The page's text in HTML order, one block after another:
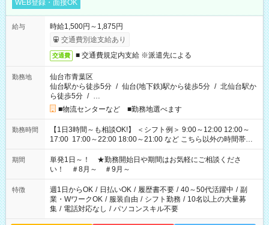
WEB登録・面接OK
給与
時給1,500円～1,875円
交通費別途支給あり
交通費 ■ 交通費規定内支給 ※派遣先による
勤務地
仙台市青葉区
仙台駅から徒歩5分 / 仙台(地下鉄)駅から徒歩5分 / 北仙台駅か
ら徒歩5分 / …
■物流センターなど ■勤務地選べます
勤務時間
【1日3時間～も相談OK!】 ＜シフト例＞ 9:00～12:00 12:00～
17:00 17:00～22:00 18:00～21:00 など こちら以外の時間帯も
お気軽にご相談ください！
期間
単発1日～！ ★勤務開始日や期間はお気軽にご相談くださ
い！ ＃8月～ ＃9月～
特徴 週1日からOK / 日払いOK / 履歴書不要 / 40～50代活躍中 / 副
業・WワークOK / 服装自由 / シフト勤務 / 10名以上の大量募
集 / 電話対応なし / パソコンスキル不要